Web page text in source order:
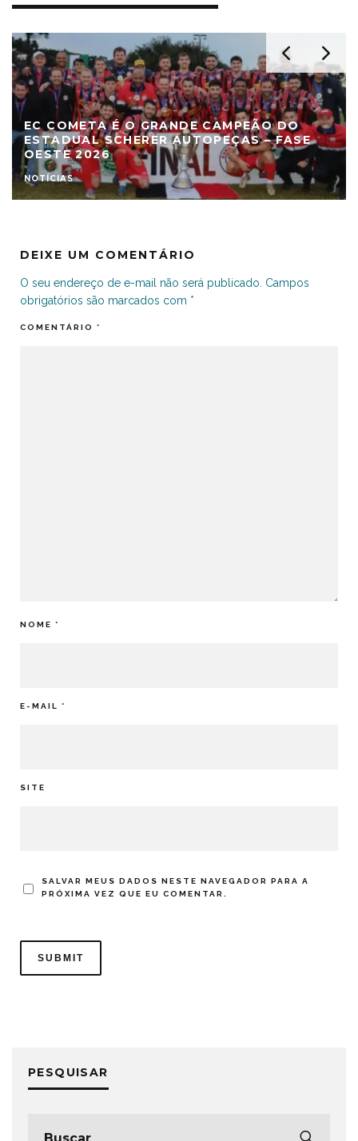
EC COMETA É O GRANDE CAMPEÃO DO
ESTADUAL SCHERER AUTOPEÇAS – FASE
OESTE 2026
NOTÍCIAS
DEIXE UM COMENTÁRIO
O seu endereço de e-mail não será publicado. Campos
obrigatórios são marcados com *
COMENTÁRIO *
NOME *
E-MAIL *
SITE
SALVAR MEUS DADOS NESTE NAVEGADOR PARA A
PRÓXIMA VEZ QUE EU COMENTAR.
PESQUISAR